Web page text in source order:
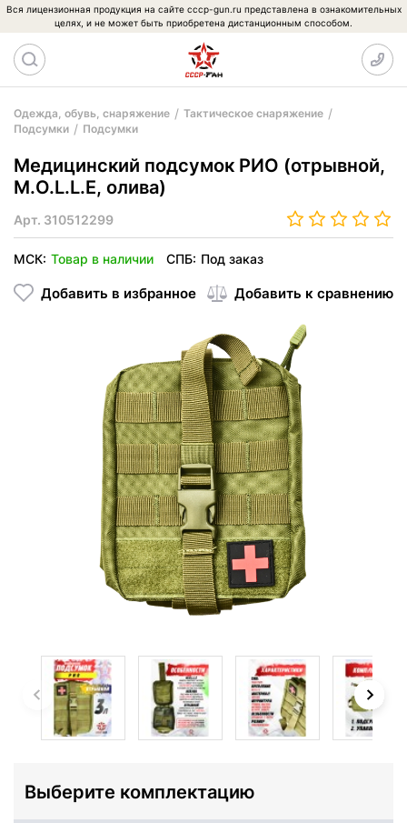
Вся лицензионная продукция на сайте cccp-gun.ru представлена в ознакомительных
целях, и не может быть приобретена дистанционным способом.
Одежда, обувь, снаряжение
Тактическое снаряжение
Подсумки
Подсумки
Медицинский подсумок РИО (отрывной,
M.O.L.L.E, олива)
Арт. 310512299
МСК: Товар в наличии СПБ: Под заказ
Добавить в избранное Добавить к сравнению
Выберите комплектацию